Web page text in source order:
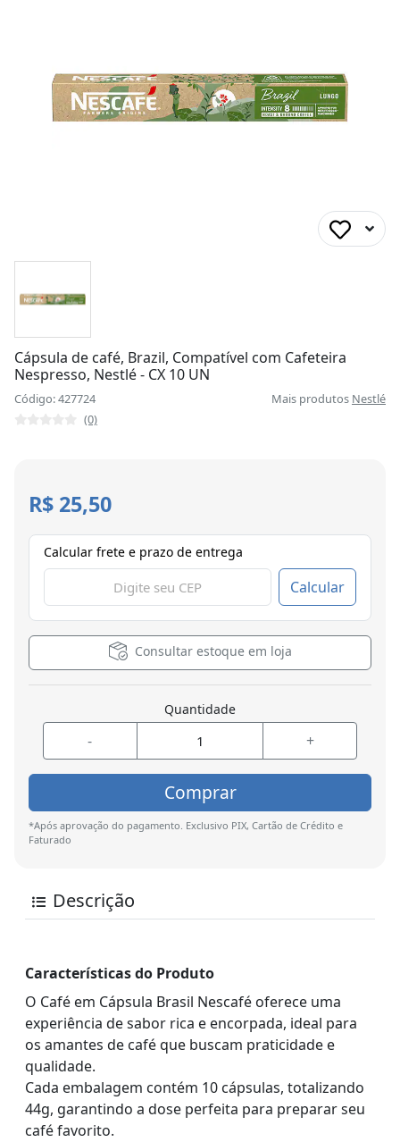
Cápsula de café, Brazil, Compatível com Cafeteira
Nespresso, Nestlé - CX 10 UN
Código: 427724 Mais produtos Nestlé
(0)
R$ 25,50
Calcular frete e prazo de entrega
Calcular
Consultar estoque em loja
Quantidade
- +
Comprar
*Após aprovação do pagamento. Exclusivo PIX, Cartão de Crédito e
Faturado
Descrição
Características do Produto
O Café em Cápsula Brasil Nescafé oferece uma
experiência de sabor rica e encorpada, ideal para
os amantes de café que buscam praticidade e
qualidade.
Cada embalagem contém 10 cápsulas, totalizando
44g, garantindo a dose perfeita para preparar seu
café favorito.